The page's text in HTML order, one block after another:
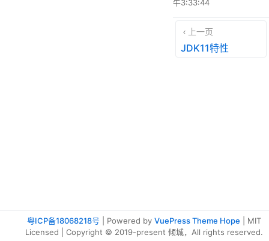
午3:33:44
上一页
JDK11特性
粤ICP备18068218号 | Powered by VuePress Theme Hope | MIT
Licensed | Copyright © 2019-present 倾城，All rights reserved.